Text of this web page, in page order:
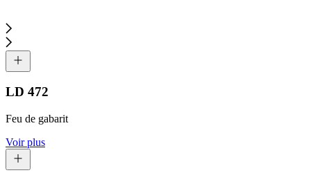
LD 472
Feu de gabarit
Voir plus